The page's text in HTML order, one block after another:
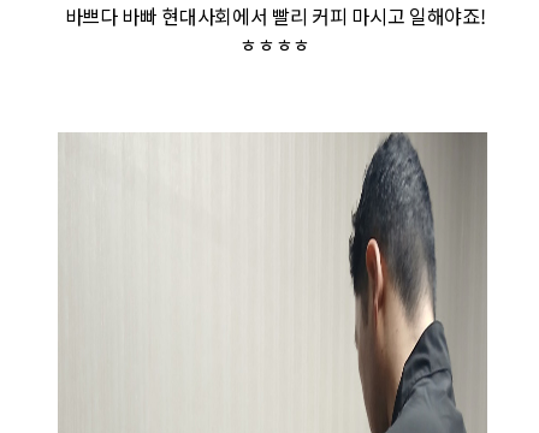
바쁘다 바빠 현대사회에서 빨리 커피 마시고 일해야죠!
ㅎㅎㅎㅎ